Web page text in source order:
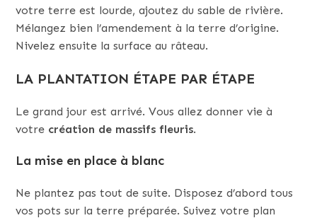
votre terre est lourde, ajoutez du sable de rivière.
Mélangez bien l’amendement à la terre d’origine.
Nivelez ensuite la surface au râteau.
LA PLANTATION ÉTAPE PAR ÉTAPE
Le grand jour est arrivé. Vous allez donner vie à
votre création de massifs fleuris.
La mise en place à blanc
Ne plantez pas tout de suite. Disposez d’abord tous
vos pots sur la terre préparée. Suivez votre plan